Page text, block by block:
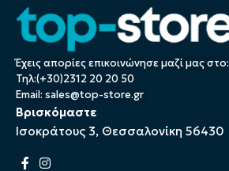
Έχεις απορίες επικοινώνησε μαζί μας στο:
Τηλ:(+30)2312 20 20 50
Email: sales@top-store.gr
Βρισκόμαστε
Ισοκράτους 3, Θεσσαλονίκη 56430